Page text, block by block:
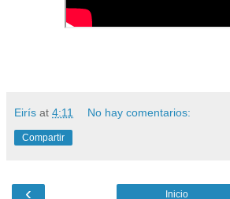
Eirís at 4:11 No hay comentarios:
Compartir
‹ Inicio